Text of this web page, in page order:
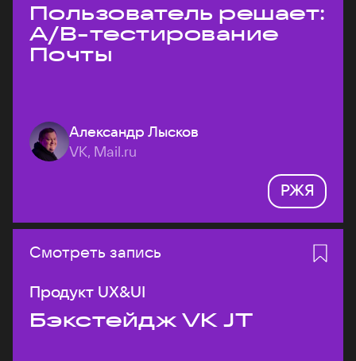
Пользователь решает:
A/B-тестирование
Почты
Александр Лысков
VK, Mail.ru
РЖЯ
Смотреть запись
Продукт UX&UI
Бэкстейдж VK JT